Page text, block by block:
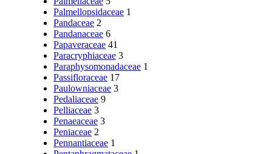
Palmellopsidaceae 1
Pandaceae 2
Pandanaceae 6
Papaveraceae 41
Paracryphiaceae 3
Paraphysomonadaceae 1
Passifloraceae 17
Paulowniaceae 3
Pedaliaceae 9
Pelliaceae 3
Penaeaceae 3
Peniaceae 2
Pennantiaceae 1